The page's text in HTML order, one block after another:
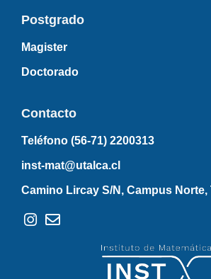
Postgrado
Magister
Doctorado
Contacto
Teléfono (56-71) 2200313
inst-mat@utalca.cl
Camino Lircay S/N, Campus Norte,